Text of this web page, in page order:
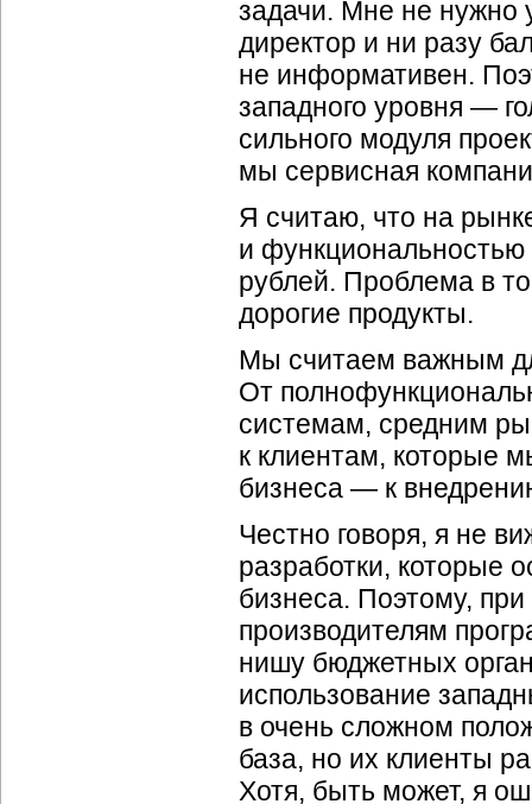
задачи. Мне не нужно
директор и ни разу
не информативен.
западного уровня —
сильного модуля
мы сервисная
Я считаю, что на
и функциональностью
рублей. Проблема в
дорогие продукты.
Мы считаем важным
От
системам, средним
к клиентам, которые
бизнеса — к
Честно говоря, я не
разработки, которые
бизнеса. Поэтому,
производителям
нишу бюджетных
использование
в очень сложном
база, но их клиенты
Хотя, быть может, я